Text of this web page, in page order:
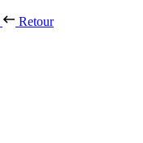
Retour